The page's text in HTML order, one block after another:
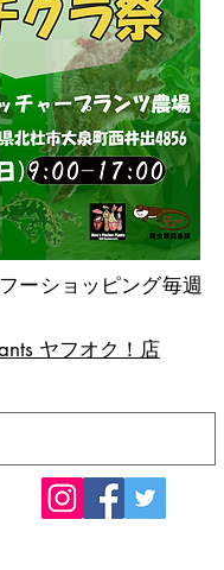
ヤフオク！店
ーショッピング毎週